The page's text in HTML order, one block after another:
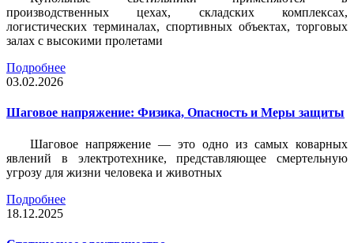
производственных цехах, складских комплексах,
логистических терминалах, спортивных объектах, торговых
залах с высокими пролетами
Подробнее
03.02.2026
Шаговое напряжение: Физика, Опасность и Меры защиты
Шаговое напряжение — это одно из самых коварных
явлений в электротехнике, представляющее смертельную
угрозу для жизни человека и животных
Подробнее
18.12.2025